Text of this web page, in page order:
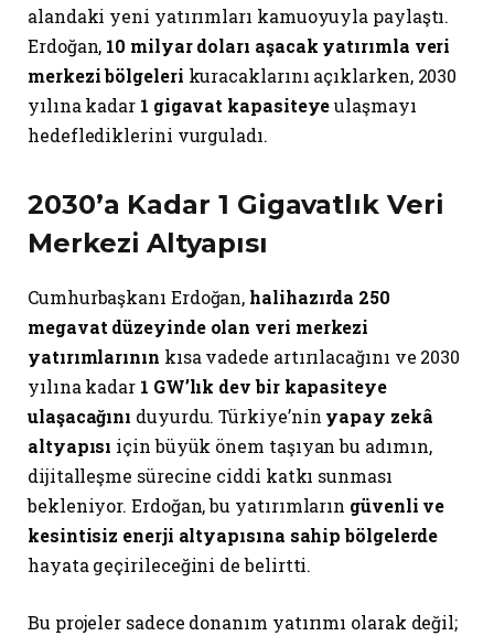
alandaki yeni yatırımları kamuoyuyla paylaştı.
Erdoğan, 10 milyar doları aşacak yatırımla veri
merkezi bölgeleri kuracaklarını açıklarken, 2030
yılına kadar 1 gigavat kapasiteyeulaşmayı
hedeflediklerini vurguladı.
2030’a Kadar 1 Gigavatlık Veri
Merkezi Altyapısı
Cumhurbaşkanı Erdoğan, halihazırda 250
megavat düzeyinde olan veri merkezi
yatırımlarının kısa vadede artırılacağını ve 2030
yılına kadar 1 GW’lık dev bir kapasiteye
ulaşacağını duyurdu. Türkiye’nin yapay zekâ
altyapısı için büyük önem taşıyan bu adımın,
dijitalleşme sürecine ciddi katkı sunması
bekleniyor. Erdoğan, bu yatırımların güvenli ve
kesintisiz enerji altyapısına sahip bölgelerde
hayata geçirileceğini de belirtti.
Bu projeler sadece donanım yatırımı olarak değil;